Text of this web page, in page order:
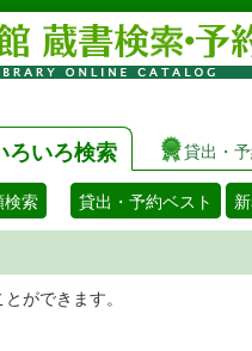
ろいろ検索 貸出・
検索 貸出・予約ベスト
検索することがで